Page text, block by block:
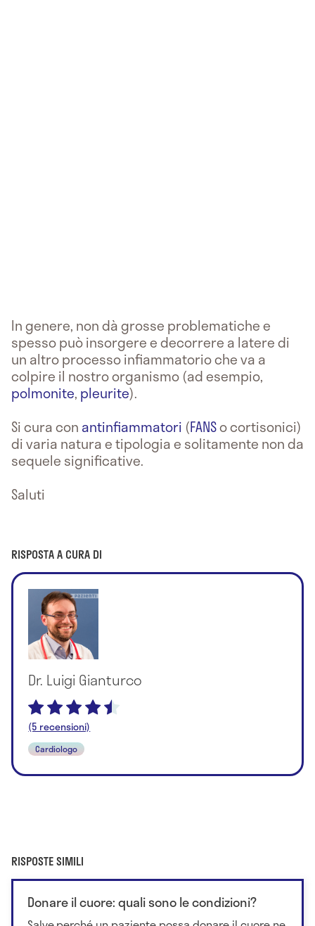
In genere, non dà grosse problematiche e
spesso può insorgere e decorrere a latere di
un altro processo infiammatorio che va a
colpire il nostro organismo (ad esempio,
polmonite, pleurite).
Si cura con antinfiammatori (FANSo cortisonici)
di varia natura e tipologia e solitamente non da
sequele significative.
Saluti
RISPOSTA A CURA DI
Dr. Luigi Gianturco
(5 recensioni)
Cardiologo
RISPOSTE SIMILI
Donare il cuore: quali sono le condizioni?